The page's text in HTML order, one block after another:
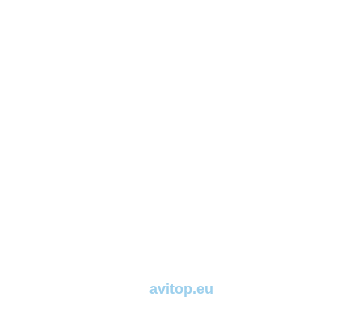
avitop.eu